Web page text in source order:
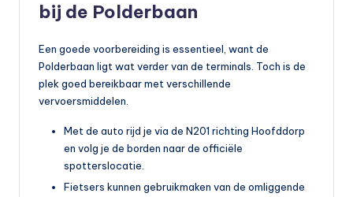
bij de Polderbaan
Een goede voorbereiding is essentieel, want de
Polderbaan ligt wat verder van de terminals. Toch is de
plek goed bereikbaar met verschillende
vervoersmiddelen.
Met de auto rijd je via de N201 richting Hoofddorp
en volg je de borden naar de officiële
spotterslocatie.
Fietsers kunnen gebruikmaken van de omliggende